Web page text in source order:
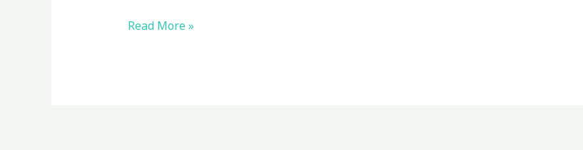
Read More »